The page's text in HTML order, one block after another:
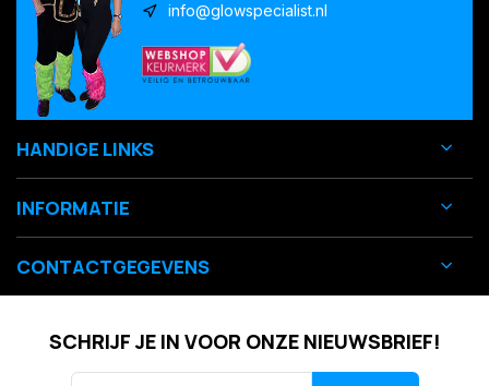
info@glowspecialist.nl
HANDIGE LINKS
INFORMATIE
CONTACTGEGEVENS
SCHRIJF JE IN VOOR ONZE NIEUWSBRIEF!